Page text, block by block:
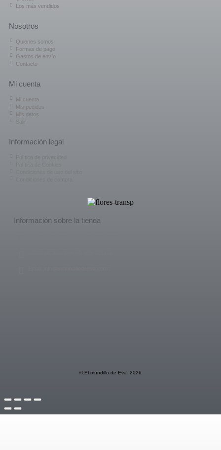
Los más vendidos
Nosotros
Quienes somos
Formas de pago
Gastos de envío
Contacto
Mi cuenta
Mi cuenta
Mis pedidos
Mis datos
Salir
Información legal
Información sobre la tienda
© El mundillo de Eva 2026